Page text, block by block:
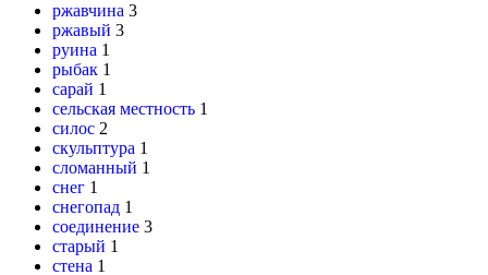
ржавчина 3
ржавый 3
руина 1
рыбак 1
сарай 1
сельская местность 1
силос 2
скульптура 1
сломанный 1
снег 1
снегопад 1
соединение 3
старый 1
стена 1